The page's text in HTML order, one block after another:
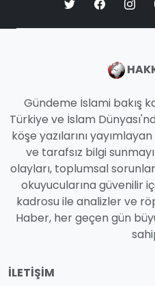
Gündeme İslami bakış
Türkiye ve İslam
köşe yazılarını
ve tarafsız bilgi
olayları, toplumsal
okuyucularına güvenilir
kadrosu ile analizler ve
Haber, her geçen gün
İLETIŞIM